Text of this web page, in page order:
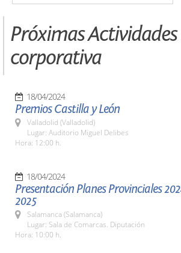
Próximas
corporativa
18/04/2024
Premios Castilla y León
Valladolid (Valladolid)
Lugar: Auditorio Miguel Delibes
Hora: 12:00 h.
18/04/2024
Presentación Planes Provinciales
2025
Salamanca (Salamanca)
Lugar: Sala de Comarcas. Diputación
Hora: 10:00 h.